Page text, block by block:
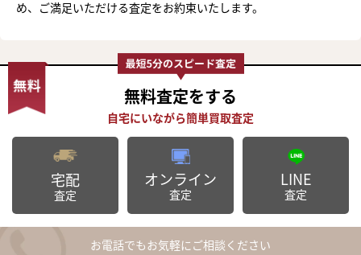
め、ご満足いただける査定をお約束いたします。
無料査定をする
宅配
査定
オンライン
査定
LINE
査定
お電話でもお気軽にご相談ください